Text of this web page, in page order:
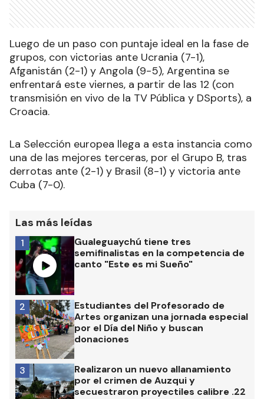
Luego de un paso con puntaje ideal en la fase de
grupos, con victorias ante Ucrania (7-1),
Afganistán (2-1) y Angola (9-5), Argentina se
enfrentará este viernes, a partir de las 12 (con
transmisión en vivo de la TV Pública y DSports), a
Croacia.
La Selección europea llega a esta instancia como
una de las mejores terceras, por el Grupo B, tras
derrotas ante (2-1) y Brasil (8-1) y victoria ante
Cuba (7-0).
Las más leídas
Gualeguaychú tiene tres
semifinalistas en la competencia de
canto "Este es mi Sueño"
1
Estudiantes del Profesorado de
Artes organizan una jornada especial
por el Día del Niño y buscan
donaciones
2
Realizaron un nuevo allanamiento
por el crimen de Auzqui y
secuestraron proyectiles calibre .22
3